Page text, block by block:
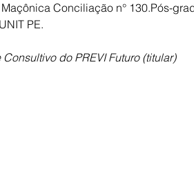
Conciliação n° 130.Pós-
PE.
do PREVI Futuro (titular)